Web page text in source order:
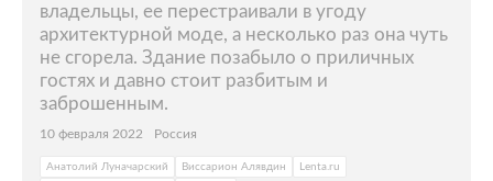
владельцы, ее перестраивали в угоду
архитектурной моде, а несколько раз она чуть
не сгорела. Здание позабыло о приличных
гостях и давно стоит разбитым и
заброшенным.
10 февраля 2022 Россия
Анатолий Луначарский Виссарион Алявдин
Lenta.ru